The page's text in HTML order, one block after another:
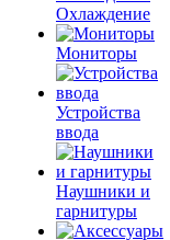
Охлаждение
Мониторы
Устройства
ввода
Наушники и
гарнитуры